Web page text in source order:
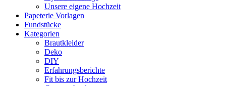
Unsere eigene Hochzeit
Papeterie Vorlagen
Fundstücke
Kategorien
Brautkleider
Deko
DIY
Erfahrungsberichte
Fit bis zur Hochzeit